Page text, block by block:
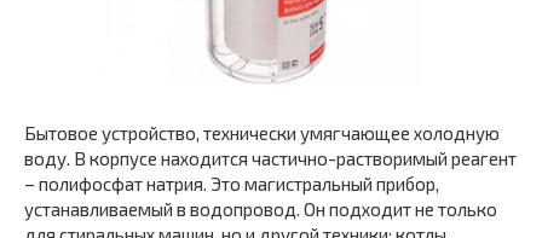
Бытовое устройство, технически умягчающее холодную
воду. В корпусе находится частично-растворимый реагент
– полифосфат натрия. Это магистральный прибор,
устанавливаемый в водопровод. Он подходит не только